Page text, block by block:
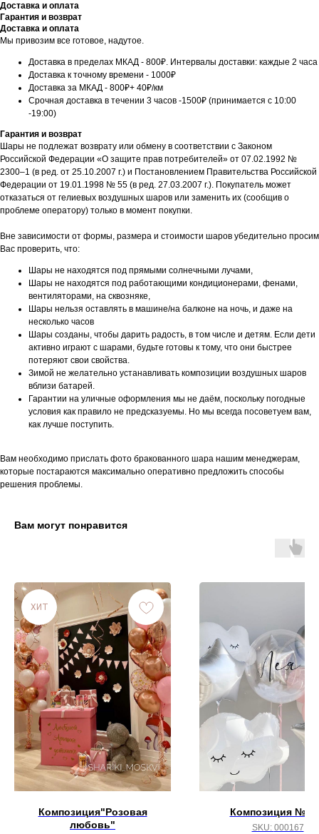
Доставка и оплата
Гарантия и возврат
Доставка и оплата
Мы привозим все готовое, надутое.
Доставка в пределах МКАД - 800₽. Интервалы доставки: каждые 2 часа
Доставка к точному времени - 1000₽
Доставка за МКАД - 800₽+ 40₽/км
Срочная доставка в течении 3 часов -1500₽ (принимается с 10:00
-19:00)
Гарантия и возврат
Шары не подлежат возврату или обмену в соответствии с Законом
Российской Федерации «О защите прав потребителей» от 07.02.1992 №
2300–1 (в ред. от 25.10.2007 г.) и Постановлением Правительства Российской
Федерации от 19.01.1998 № 55 (в ред. 27.03.2007 г.). Покупатель может
отказаться от гелиевых воздушных шаров или заменить их (сообщив о
проблеме оператору) только в момент покупки.
Вне зависимости от формы, размера и стоимости шаров убедительно просим
Вас проверить, что:
Шары не находятся под прямыми солнечными лучами,
Шары не находятся под работающими кондиционерами, фенами,
вентиляторами, на сквозняке,
Шары нельзя оставлять в машине/на балконе на ночь, и даже на
несколько часов
Шары созданы, чтобы дарить радость, в том числе и детям. Если дети
активно играют с шарами, будьте готовы к тому, что они быстрее
потеряют свои свойства.
Зимой не желательно устанавливать композиции воздушных шаров
вблизи батарей.
Гарантии на уличные оформления мы не даём, поскольку погодные
условия как правило не предсказуемы. Но мы всегда посоветуем вам,
как лучше поступить.
Вам необходимо прислать фото бракованного шара нашим менеджерам,
которые постараются максимально оперативно предложить способы
решения проблемы.
Вам могут понравится
ХИТ
Композиция"Розовая
любовь"
Композиция №
SKU: 000167